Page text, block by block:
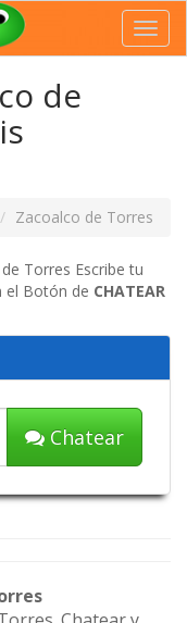
de
Zacoalco de Torres
Torres Escribe tu
el Botón de CHATEAR
Chatear